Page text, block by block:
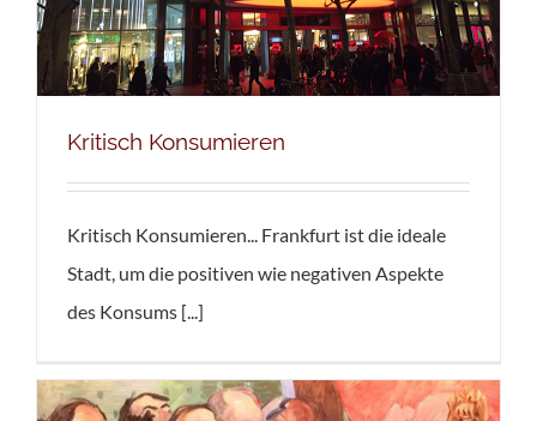
Kritisch Konsumieren
Kritisch Konsumieren... Frankfurt ist die ideale
Stadt, um die positiven wie negativen Aspekte
des Konsums [...]